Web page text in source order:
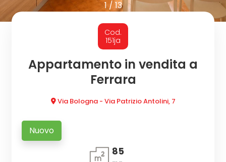
1 / 13
Cod.
151ja
Appartamento in vendita a
Ferrara
Via Bologna - Via Patrizio Antolini, 7
Nuovo
85
SERVIZI
DICONO
DI
NOI
Comune
Tipologia